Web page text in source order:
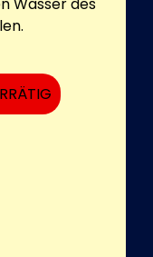
Wasser des